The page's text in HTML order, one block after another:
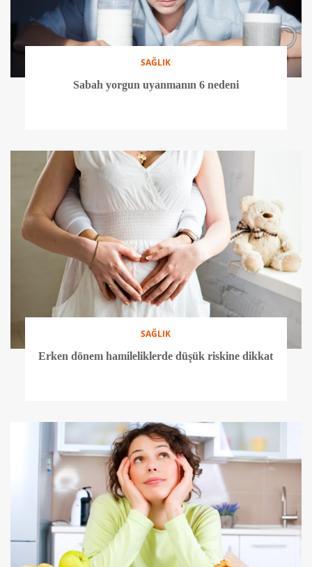
SAĞLIK
Sabah yorgun uyanmanın 6 nedeni
SAĞLIK
Erken dönem hamileliklerde düşük riskine dikkat